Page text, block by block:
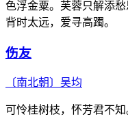
色浮金粟。芙蓉只解添
背时太远，爱寻高躅。
伤友
〔南北朝〕 吴均
可怜桂树枝，怀芳君不知